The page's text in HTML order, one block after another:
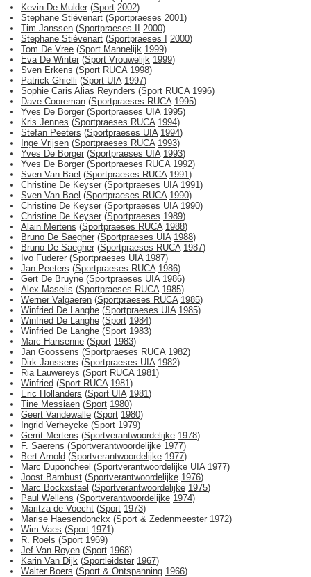
Kevin De Mulder (Sport 2002)
Stephane Stiévenart (Sportpraeses 2001)
Tim Janssen (Sportpraeses II 2000)
Stephane Stiévenart (Sportpraeses I 2000)
Tom De Vree (Sport Mannelijk 1999)
Eva De Winter (Sport Vrouwelijk 1999)
Sven Erkens (Sport RUCA 1998)
Patrick Ghielli (Sport UIA 1997)
Sophie Caris Alias Reynders (Sport RUCA 1996)
Dave Cooreman (Sportpraeses RUCA 1995)
Yves De Borger (Sportpraeses UIA 1995)
Kris Jennes (Sportpraeses RUCA 1994)
Stefan Peeters (Sportpraeses UIA 1994)
Inge Vrijsen (Sportpraeses RUCA 1993)
Yves De Borger (Sportpraeses UIA 1993)
Yves De Borger (Sportpraeses RUCA 1992)
Sven Van Bael (Sportpraeses RUCA 1991)
Christine De Keyser (Sportpraeses UIA 1991)
Sven Van Bael (Sportpraeses RUCA 1990)
Christine De Keyser (Sportpraeses UIA 1990)
Christine De Keyser (Sportpraeses 1989)
Alain Mertens (Sportpraeses RUCA 1988)
Bruno De Saegher (Sportpraeses UIA 1988)
Bruno De Saegher (Sportpraeses RUCA 1987)
Ivo Fuderer (Sportpraeses UIA 1987)
Jan Peeters (Sportpraeses RUCA 1986)
Gert De Bruyne (Sportpraeses UIA 1986)
Alex Maselis (Sportpraeses RUCA 1985)
Werner Valgaeren (Sportpraeses RUCA 1985)
Winfried De Langhe (Sportpraeses UIA 1985)
Winfried De Langhe (Sport 1984)
Winfried De Langhe (Sport 1983)
Marc Hansenne (Sport 1983)
Jan Goossens (Sportpraeses RUCA 1982)
Dirk Janssens (Sportpraeses UIA 1982)
Ria Lauwereys (Sport RUCA 1981)
Winfried (Sport RUCA 1981)
Eric Hollanders (Sport UIA 1981)
Tine Messiaen (Sport 1980)
Geert Vandewalle (Sport 1980)
Ingrid Verheycke (Sport 1979)
Gerrit Mertens (Sportverantwoordelijke 1978)
F. Saerens (Sportverantwoordelijke 1977)
Bert Arnold (Sportverantwoordelijke 1977)
Marc Duponcheel (Sportverantwoordelijke UIA 1977)
Joost Bambust (Sportverantwoordelijke 1976)
Marc Bockxstael (Sportverantwoordelijke 1975)
Paul Wellens (Sportverantwoordelijke 1974)
Maritza de Voecht (Sport 1973)
Marise Haesendonckx (Sport & Zedenmeester 1972)
Wim Vaes (Sport 1971)
R. Roels (Sport 1969)
Jef Van Royen (Sport 1968)
Karin Van Dijk (Sportleidster 1967)
Walter Boers (Sport & Ontspanning 1966)